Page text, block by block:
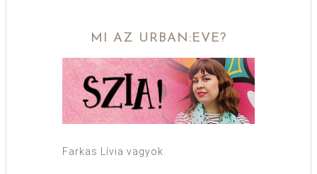
MI AZ URBAN:EVE?
Farkas Lívia vagyok.